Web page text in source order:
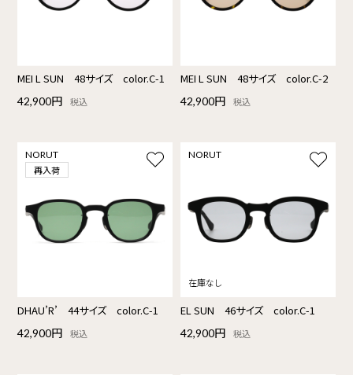
MEI L SUN 48サイズ color.C-1
42,900円 税込
MEI L SUN 48サイズ color.C-2
42,900円 税込
NORUT
再入荷
DHAU’R’ 44サイズ color.C-1
42,900円 税込
NORUT
EL SUN 46サイズ color.C-1
42,900円 税込